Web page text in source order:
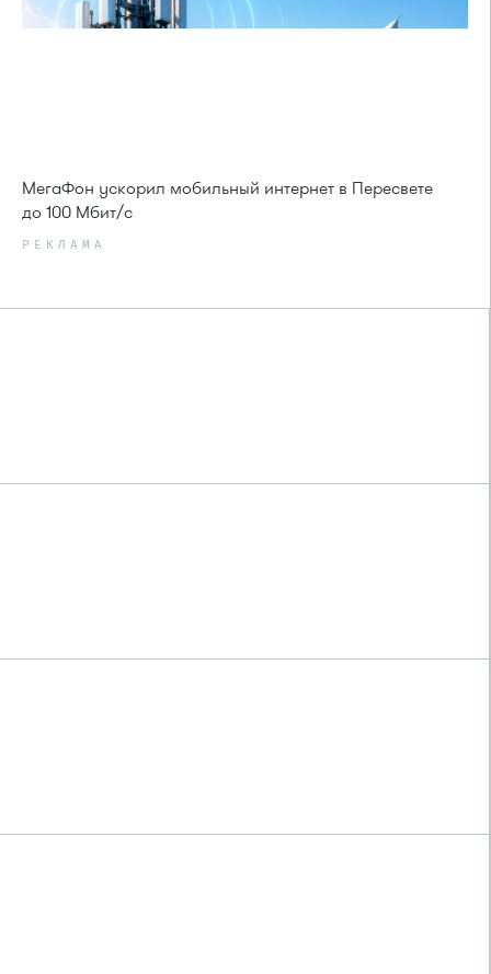
МегаФон ускорил мобильный интернет в Пересвете
до 100 Мбит/с
РЕКЛАМА